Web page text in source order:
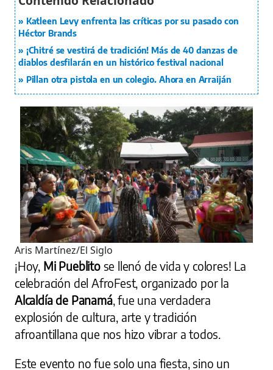
Katleen Levy enfrenta las críticas por su pasado con
Héctor Brands
¡Chitré se vestirá de tradición! Más de 40 danzas de
diablos desfilarán en un histórico festival nacional
Pillan otra pistola en un colegio. Ahora en Arraiján
Aris Martínez/El Siglo
¡Hoy, Mi Pueblitose llenó de vida y colores! La
celebración del AfroFest, organizado por la
Alcaldía de Panamá, fue una verdadera
explosión de cultura, arte y tradición
afroantillana que nos hizo vibrar a todos.
Este evento no fue solo una fiesta, sino un